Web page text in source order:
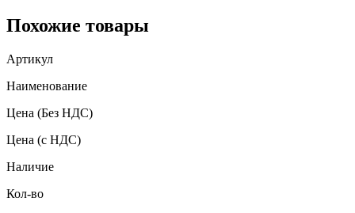
Похожие товары
Артикул
Наименование
Цена (Без НДС)
Цена (с НДС)
Наличие
Кол-во